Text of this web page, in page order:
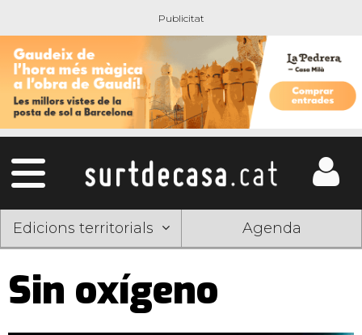
Edicions territorials Agenda
Sin oxígeno